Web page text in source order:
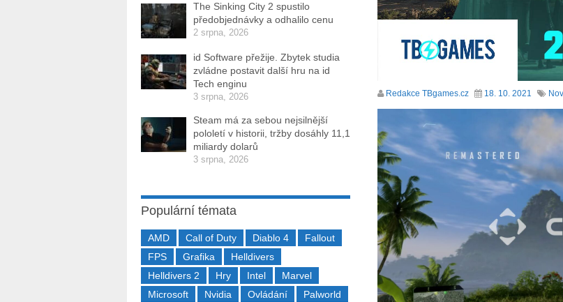
Redakce TBgames.cz 18. 10. 2021
The Sinking City 2 spustilo
předobjednávky a odhalilo cenu
2 srpna, 2026
id Software přežije. Zbytek studia
zvládne postavit další hru na id
Tech enginu
3 srpna, 2026
Steam má za sebou nejsilnější
pololetí v historii, tržby dosáhly 11,1
miliardy dolarů
3 srpna, 2026
Populární témata
AMD Call of Duty Diablo 4
Fallout
FPS
Grafika
Helldivers
Helldivers 2
Hry Intel
Marvel
Microsoft
Nvidia Ovládání
Palworld